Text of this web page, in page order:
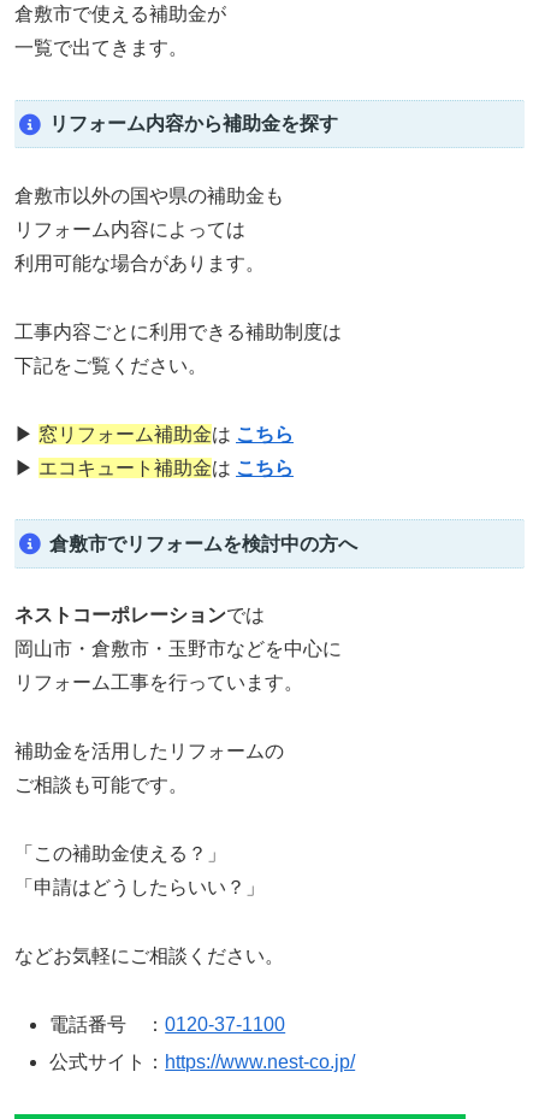
倉敷市で使える補助金が
一覧で出てきます。
リフォーム内容から補助金を探す
倉敷市以外の国や県の補助金も
リフォーム内容によっては
利用可能な場合があります。
工事内容ごとに利用できる補助制度は
下記をご覧ください。
▶︎ 窓リフォーム補助金は こちら
▶ エコキュート補助金は こちら
倉敷市でリフォームを検討中の方へ
ネストコーポレーションでは
岡山市・倉敷市・玉野市などを中心に
リフォーム工事を行っています。
補助金を活用したリフォームの
ご相談も可能です。
「この補助金使える？」
「申請はどうしたらいい？」
などお気軽にご相談ください。
電話番号 ：0120-37-1100
公式サイト： https://www.nest-co.jp/